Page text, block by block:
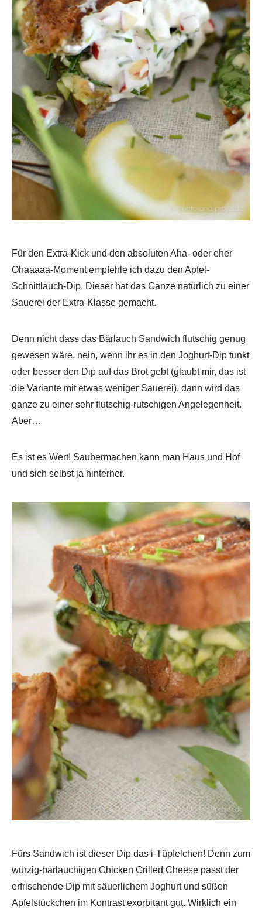
Für den Extra-Kick und den absoluten Aha- oder eher
Ohaaaaa-Moment empfehle ich dazu den Apfel-
Schnittlauch-Dip. Dieser hat das Ganze natürlich zu einer
Sauerei der Extra-Klasse gemacht.
Denn nicht dass das Bärlauch Sandwich flutschig genug
gewesen wäre, nein, wenn ihr es in den Joghurt-Dip tunkt
oder besser den Dip auf das Brot gebt (glaubt mir, das ist
die Variante mit etwas weniger Sauerei), dann wird das
ganze zu einer sehr flutschig-rutschigen Angelegenheit.
Aber…
Es ist es Wert! Saubermachen kann man Haus und Hof
und sich selbst ja hinterher.
Fürs Sandwich ist dieser Dip das i-Tüpfelchen! Denn zum
würzig-bärlauchigen Chicken Grilled Cheese passt der
erfrischende Dip mit säuerlichem Joghurt und süßen
Apfelstückchen im Kontrast exorbitant gut. Wirklich ein